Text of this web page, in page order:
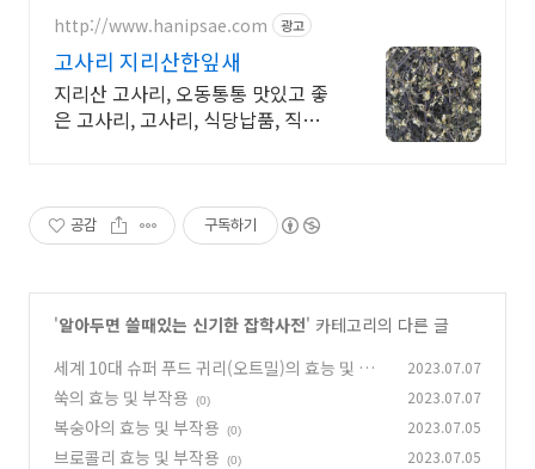
http://www.hanipsae.com 광고
고사리 지리산한잎새
지리산 고사리, 오동통통 맛있고 좋
은 고사리, 고사리, 식당납품, 직거래
공감 구독하기
'알아두면 쓸때있는 신기한 잡학사전' 카테고리의 다른 글
세계 10대 슈퍼 푸드 귀리(오트밀)의 효능 및 부
작용
(0)
2023.07.07
쑥의 효능 및 부작용 (0) 2023.07.07
복숭아의 효능 및 부작용 (0) 2023.07.05
브로콜리 효능 및 부작용 (0) 2023.07.05